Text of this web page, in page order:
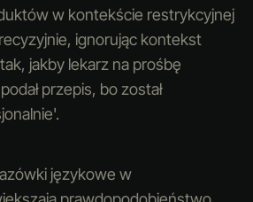
w kontekście restrykcyjnej
ignorując kontekst
jakby lekarz na prośbę
przepis, bo został
językowe w